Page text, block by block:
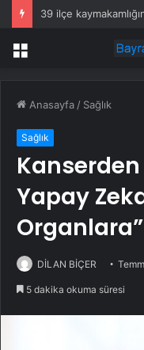
Menü
Anasayfa / Sağlık
Sağlık
Yapay
Organlara”
DİLAN BİÇER
5 dakika okuma süresi